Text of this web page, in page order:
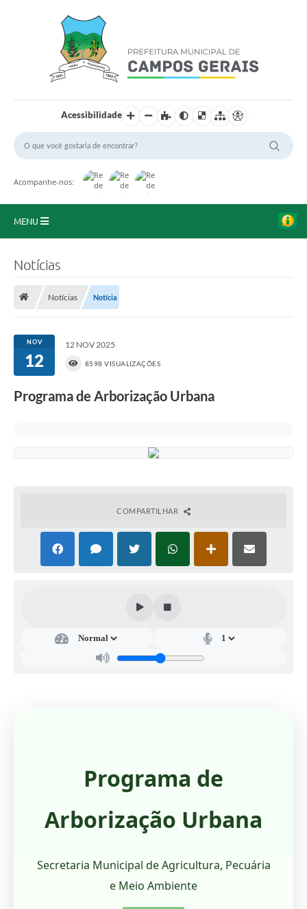
Acessibilidade
Acompanhe-nos:
MENU
Portal da Transparência
Secretarias
Notícias
Notícias Notícia
NOV
12
12 NOV 2025
8598 VISUALIZAÇÕES
Programa de Arborização Urbana
COMPARTILHAR
Programa de
Arborização Urbana
Secretaria Municipal de Agricultura, Pecuária
e Meio Ambiente